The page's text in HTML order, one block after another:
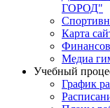
ГОРОД"
Карта
Медиа
Учебный
График